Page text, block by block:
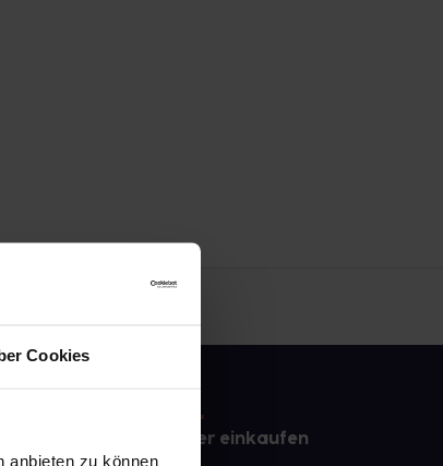
Cookies
anbieten zu können
Sicher einkaufen